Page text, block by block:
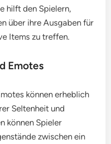
hilft den Spielern,
über ihre Ausgaben für
Items zu treffen.
Emotes
können erheblich
Seltenheit und
können Spieler
zwischen ein